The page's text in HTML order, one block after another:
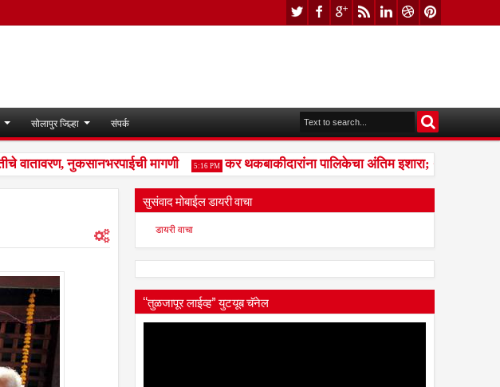
सोलापुर जिल्हा संपर्क
नुकसानभरपाईची मागणी 5:16 PM कर थकबाकीदारांना पालिकेचा अंतिम इशारा; थकित कर न
सुसंवाद मोबाईल डायरी वाचा
डायरी वाचा
“तुळजापूर लाईव्ह” युटयूब चॅनेल